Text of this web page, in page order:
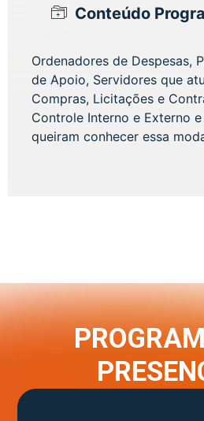
Conteúdo
Ordenadores de Despesas,
de Apoio, Servidores que
Compras, Licitações e
Controle Interno e Externo
queiram conhecer essa